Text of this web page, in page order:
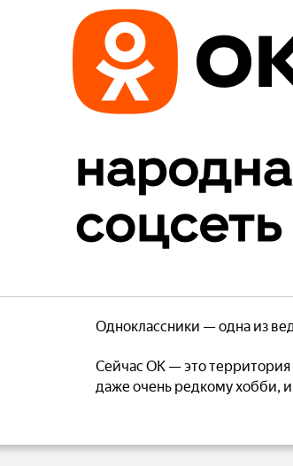
Одноклассники — одна из
Сейчас ОК — это территория
даже очень редкому хобби,